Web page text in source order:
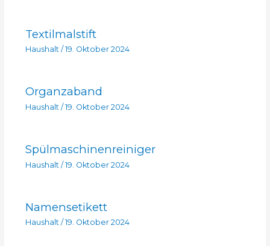
Textilmalstift
Haushalt/ 19. Oktober 2024
Organzaband
Haushalt / 19. Oktober 2024
Spülmaschinenreiniger
Haushalt /19. Oktober 2024
Namensetikett
Haushalt/ 19. Oktober 2024